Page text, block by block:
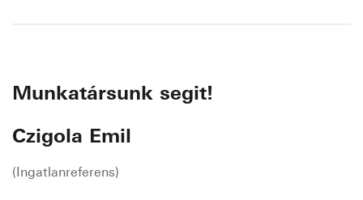
Munkatársunk segit!
Czigola Emil
(Ingatlanreferens)